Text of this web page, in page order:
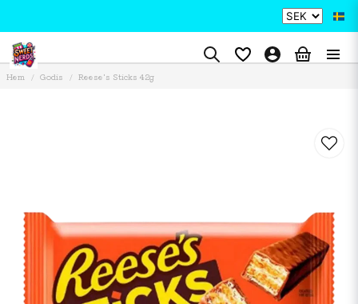
Hem Godis Reese's Sticks 42g